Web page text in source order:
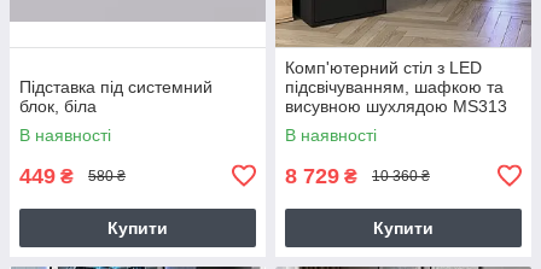
Підставка під системний
блок, біла
В наявності
449 ₴ 580 ₴
Купити
Комп'ютерний стіл з LED
підсвічуванням, шафкою та
висувною шухлядою MS313
В наявності
8 729 ₴ 10 360 ₴
Купити